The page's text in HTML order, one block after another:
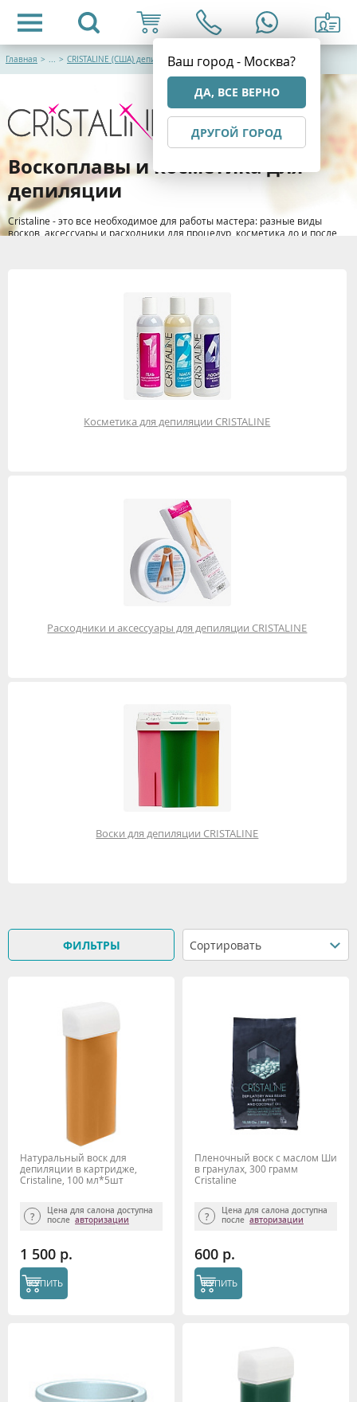
Ваш город - Москва?
ДА, ВСЕ ВЕРНО
ДРУГОЙ ГОРОД
Главная > ... > CRISTALINE (США) депиляция и парафинотерапия
Воскоплавы и косметика для
депиляции
Cristaline - это все необходимое для работы мастера: разные виды
восков, аксессуары и расходники для процедур, косметика до и после
Косметика для депиляции CRISTALINE
Расходники и аксессуары для депиляции CRISTALINE
Воски для депиляции CRISTALINE
Сортировать
ФИЛЬТРЫ
Натуральный воск для
депиляции в картридже,
Cristaline, 100 мл*5шт
Цена для салона доступна
после авторизации
1 500 р.
КУПИТЬ
Пленочный воск с маслом Ши
в гранулах, 300 грамм
Cristaline
Цена для салона доступна
после авторизации
600 р.
КУПИТЬ